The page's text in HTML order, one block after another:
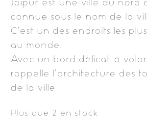
Jaipur est une ville du nord
connue sous le nom de la
C’est un des endroits les
au monde.
Avec un bord délicat à
rappelle l’architecture des
de la ville.
Plus que 2 en stock